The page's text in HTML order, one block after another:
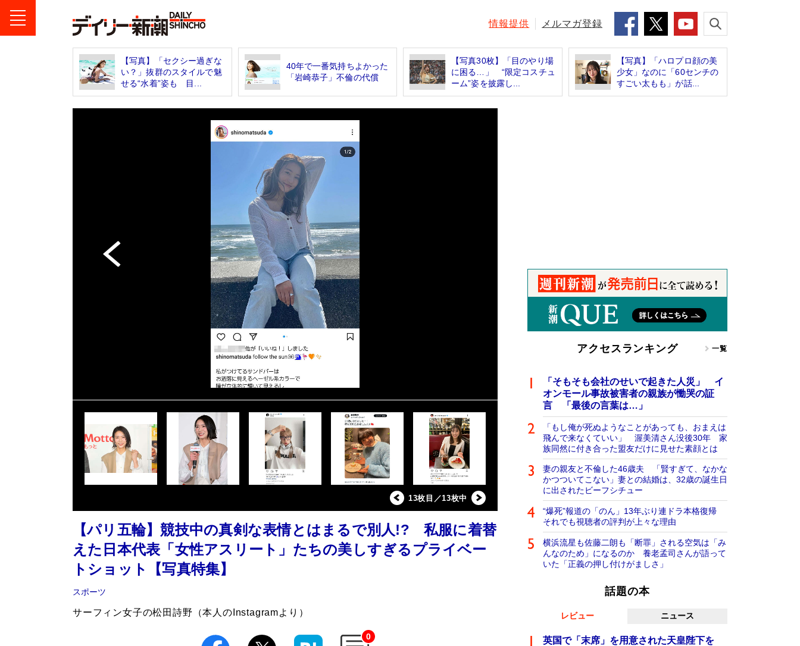
情報提供 メルマガ登録
【写真】「セクシー過ぎな
い？」抜群のスタイルで魅
せる“水着”姿も 目...
40年で一番気持ちよかった
「岩崎恭子」不倫の代償
【写真30枚】「目のやり場
に困る…」 “限定コスチュ
ーム”姿を披露し...
【写真】「ハロプロ顔の美
少女」なのに「60センチの
すごい太もも」が話...
13枚目／13枚中
【パリ五輪】競技中の真剣な表情とはまるで別人!? 私服に着替
えた日本代表「女性アスリート」たちの美しすぎるプライベー
トショット【写真特集】
スポーツ
サーフィン女子の松田詩野（本人のInstagramより）
0
アクセスランキング 一覧
「そもそも会社のせいで起きた人災」 イ
オンモール事故被害者の親族が慟哭の証
言 「最後の言葉は…」
「もし俺が死ぬようなことがあっても、おまえは
飛んで来なくていい」 渥美清さん没後30年 家
族同然に付き合った盟友だけに見せた素顔とは
妻の親友と不倫した46歳夫 「賢すぎて、なかな
かつついてこない」妻との結婚は、32歳の誕生日
に出されたビーフシチュー
“爆死”報道の「のん」13年ぶり連ドラ本格復帰
それでも視聴者の評判が上々な理由
横浜流星も佐藤二朗も「断罪」される空気は「み
んなのため」になるのか 養老孟司さんが語って
いた「正義の押し付けがましさ」
話題の本
レビュー ニュース
英国で「末席」を用意された天皇陛下を